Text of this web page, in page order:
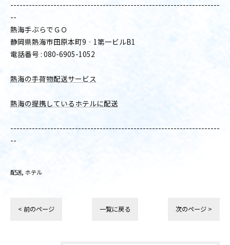
--------------------------------------------------------------------
--
熱海手ぶらでＧＯ
静岡県熱海市田原本町9‐1第一ビルB1
電話番号 : 080-6905-1052
熱海の手荷物配送サービス
熱海の提携しているホテルに配送
--------------------------------------------------------------------
--
配送 ホテル
< 前のページ 一覧に戻る 次のページ >